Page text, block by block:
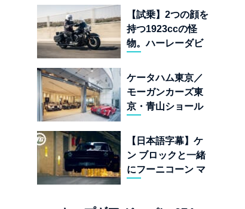
く、新型
「BULLET 650」
と“時間の質”を愛
する理由
【試乗】2つの顔を
持つ1923ccの怪
物。ハーレーダビ
ォーキーエイト
117」の深淵を覗く
ケータハム東京／
モーガンカーズ東
京・青山ショール
「移動手段」では
なく「人生」だ
【日本語字幕】ケ
ン ブロックと一緒
にフーニコーン マ